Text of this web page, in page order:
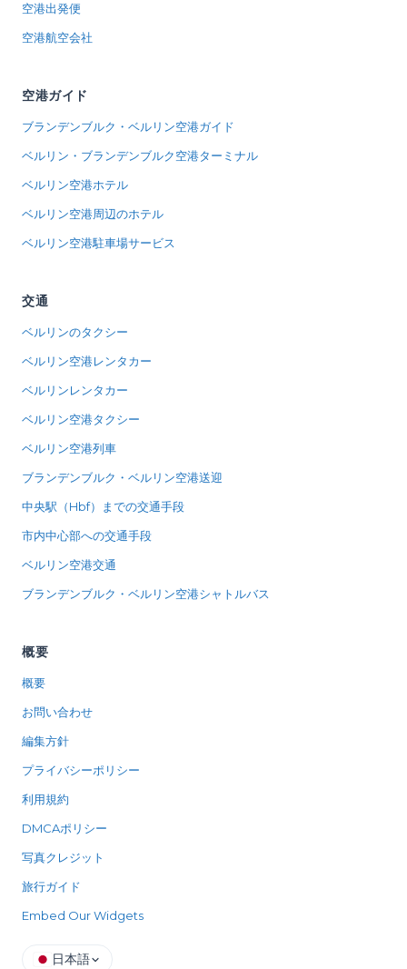
空港出発便
空港航空会社
空港ガイド
ブランデンブルク・ベルリン空港ガイド
ベルリン・ブランデンブルク空港ターミナル
ベルリン空港ホテル
ベルリン空港周辺のホテル
ベルリン空港駐車場サービス
交通
ベルリンのタクシー
ベルリン空港レンタカー
ベルリンレンタカー
ベルリン空港タクシー
ベルリン空港列車
ブランデンブルク・ベルリン空港送迎
中央駅（Hbf）までの交通手段
市内中心部への交通手段
ベルリン空港交通
ブランデンブルク・ベルリン空港シャトルバス
概要
概要
お問い合わせ
編集方針
プライバシーポリシー
利用規約
DMCAポリシー
写真クレジット
旅行ガイド
Embed Our Widgets
日本語